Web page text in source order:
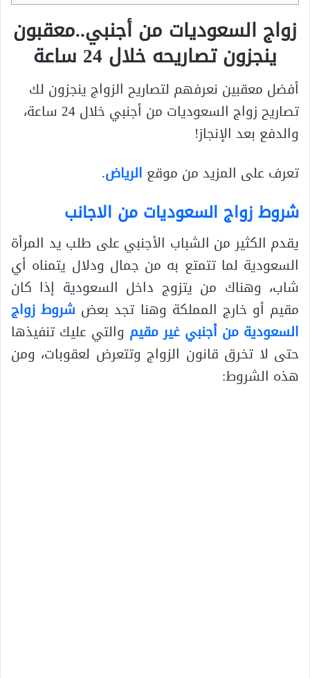
زواج السعوديات من أجنبي..معقبون
ينجزون تصاريحه خلال 24 ساعة
أفضل معقبين نعرفهم لتصاريح الزواج ينجزون لك
تصاريح زواج السعوديات من أجنبي خلال 24 ساعة،
والدفع بعد الإنجاز!
تعرف على المزيد من موقع الرياض.
شروط زواج السعوديات من الاجانب
يقدم الكثير من الشباب الأجنبي على طلب يد المرأة
السعودية لما تتمتع به من جمال ودلال يتمناه أي
شاب، وهناك من يتزوج داخل السعودية إذا كان
مقيم أو خارج المملكة وهنا تجد بعض شروط زواج
السعودية من أجنبي غير مقيم والتي عليك تنفيذها
حتى لا تخرق قانون الزواج وتتعرض لعقوبات، ومن
هذه الشروط: